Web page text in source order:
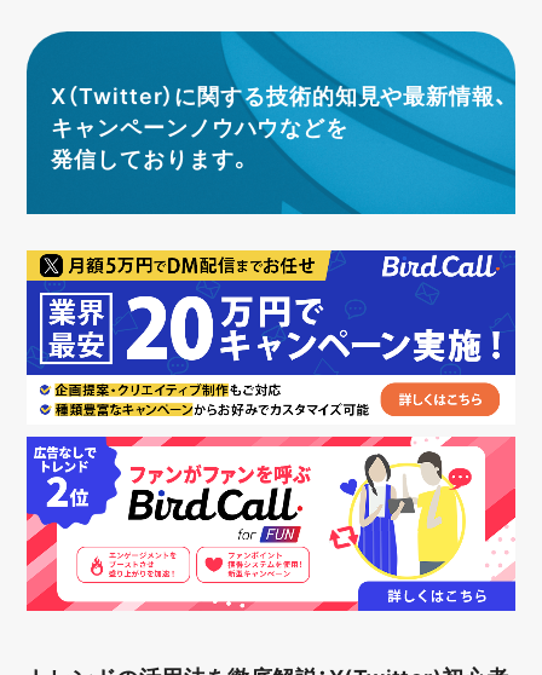
X（Twitter）に関する技術的知見や最新情報、
キャンペーンノウハウなどを
発信しております。